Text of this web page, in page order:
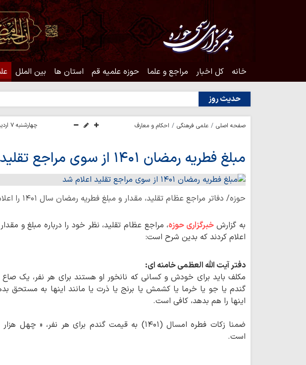
خانه کل اخبار مراجع و علما حوزه علمیه قم استان ها بین الملل
حدیث روز
صفحه اصلی علمی فرهنگی احکام و معارف چهارشنبه ۷ اردیبهشت ۱۴۰۱ - ۱۹:۰۵
مبلغ فطریه رمضان ۱۴۰۱ از سوی مراجع تقلید اعلام شد
حوزه/ دفاتر مراجع عظام تقلید، مقدار و مبلغ فطریه رمضان سال ۱۴۰۱ را اعلام کردند.
به گزارشخبرگزاری حوزه
اعلام کردند که بدین شرح است:
دفتر آیت الله العظمی خامنه ای:
مکلف باید برای خودش و کسانی که نانخور او هستند برای هر نفر، یک صاع
گندم یا جو یا خرما یا کشمش یا برنج یا ذرت یا مانند اینها به مستحق
اینها را هم بدهد، کافی است.
ضمنا زکات فطره امسال (۱۴۰۱) به قیمت گندم برای هر نفر، «
است.